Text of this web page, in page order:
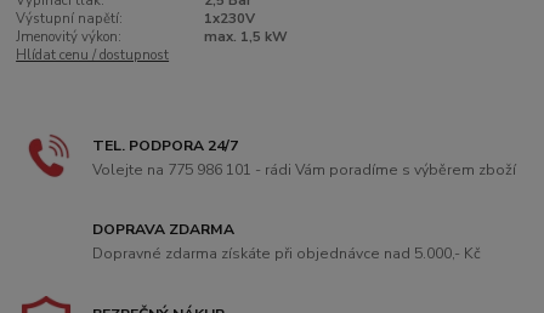
Výstupní napětí:
1x230V
Jmenovitý výkon:
max. 1,5 kW
Hlídat cenu / dostupnost
TEL. PODPORA 24/7
Volejte na 775 986 101 - rádi Vám poradíme s výběrem zboží
DOPRAVA ZDARMA
Dopravné zdarma získáte při objednávce nad 5.000,- Kč